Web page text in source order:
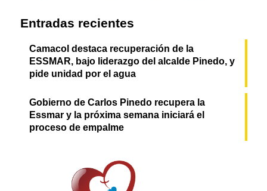
Entradas recientes
Camacol destaca recuperación de la
ESSMAR, bajo liderazgo del alcalde Pinedo, y
pide unidad por el agua
Gobierno de Carlos Pinedo recupera la
Essmar y la próxima semana iniciará el
proceso de empalme